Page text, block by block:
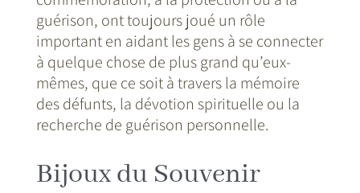
guérison, ont toujours joué un rôle
important en aidant les gens à se connecter
à quelque chose de plus grand qu’eux-
mêmes, que ce soit à travers la mémoire
des défunts, la dévotion spirituelle ou la
recherche de guérison personnelle.
Bijoux du Souvenir